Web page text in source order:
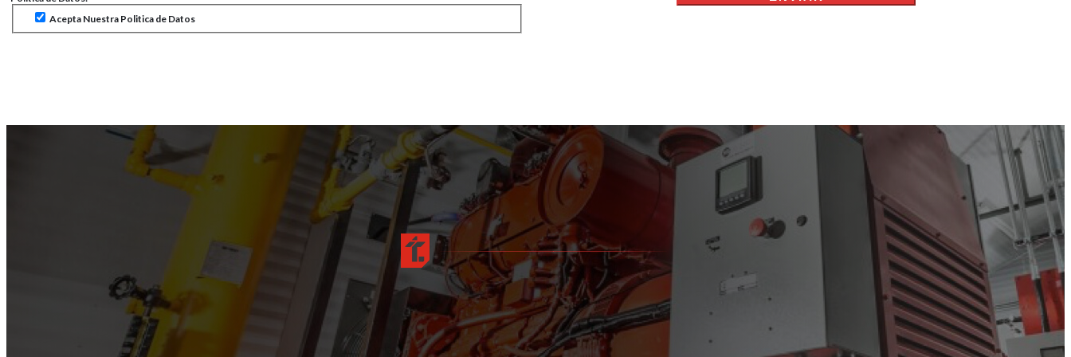
Acepta Nuestra Politica de Datos